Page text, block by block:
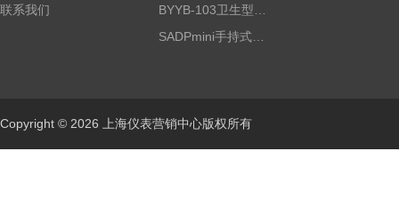
联系我们
Copyright © 2026 上海仪表营销中心版权所有